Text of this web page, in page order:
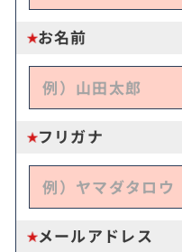
お名前
フリガナ
メールアドレス